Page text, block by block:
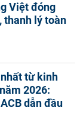
Việt đóng
thanh lý toàn
từ kinh
2026:
dẫn đầu